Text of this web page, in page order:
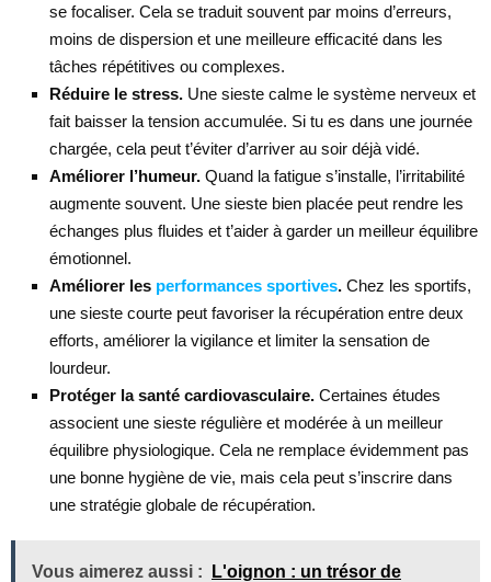
se focaliser. Cela se traduit souvent par moins d’erreurs,
moins de dispersion et une meilleure efficacité dans les
tâches répétitives ou complexes.
Réduire le stress. Une sieste calme le système nerveux et
fait baisser la tension accumulée. Si tu es dans une journée
chargée, cela peut t’éviter d’arriver au soir déjà vidé.
Améliorer l’humeur. Quand la fatigue s’installe, l’irritabilité
augmente souvent. Une sieste bien placée peut rendre les
échanges plus fluides et t’aider à garder un meilleur équilibre
émotionnel.
Améliorer les performances sportives. Chez les sportifs,
une sieste courte peut favoriser la récupération entre deux
efforts, améliorer la vigilance et limiter la sensation de
lourdeur.
Protéger la santé cardiovasculaire. Certaines études
associent une sieste régulière et modérée à un meilleur
équilibre physiologique. Cela ne remplace évidemment pas
une bonne hygiène de vie, mais cela peut s’inscrire dans
une stratégie globale de récupération.
Vous aimerez aussi :
L'oignon : un trésor de